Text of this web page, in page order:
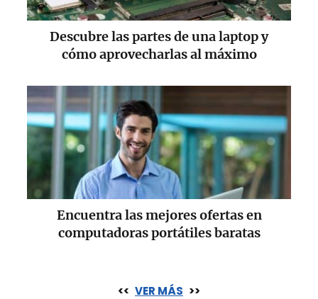
Descubre las partes de una laptop y
cómo aprovecharlas al máximo
Encuentra las mejores ofertas en
computadoras portátiles baratas
<< VER MÁS >>